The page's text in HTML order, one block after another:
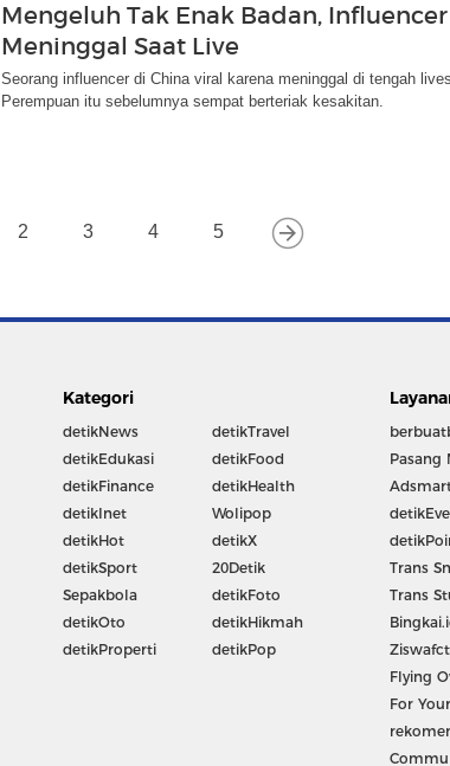
Mengeluh Tak Enak Badan, Influencer
Meninggal Saat Live
Seorang influencer di China viral karena meninggal di tengah
Perempuan itu sebelumnya sempat berteriak kesakitan.
2 3 4 5
Kategori
detikNews
detikEdukasi
detikFinance
detikInet
detikHot
detikSport
Sepakbola
detikOto
detikProperti
detikTravel
detikFood
detikHealth
Wolipop
detikX
20Detik
detikFoto
detikHikmah
detikPop
Pasang
Trans
Trans
Flying
For